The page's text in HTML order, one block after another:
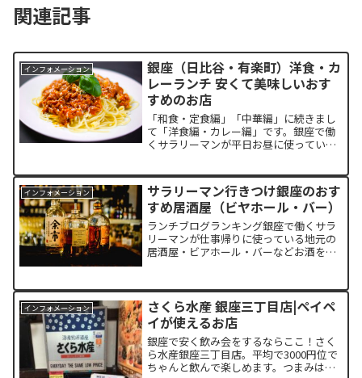
関連記事
インフォメーション
銀座（日比谷・有楽町）洋食・カ
レーランチ 安くて美味しいおす
すめのお店
「和食・定食編」「中華編」に続きまし
て「洋食編・カレー編」です。銀座で働
くサラリーマンが平日お昼に使っている
前後で満足できるランチをご紹介しま
す。ランチブログランキ...
インフォメーション
サラリーマン行きつけ銀座のおす
すめ居酒屋（ビヤホール・バー）
ランチブログランキング銀座で働くサラ
リーマンが仕事帰りに使っている地元の
居酒屋・ビアホール・バーなどお酒を楽
としてお使いください。飲み会の幹事の
方はこちらもご覧下さい舟...
インフォメーション
さくら水産 銀座三丁目店|ペイペ
イが使えるお店
銀座で安く飲み会をするならここ！さく
ら水産銀座三丁目店。平均で3000円位で
ちゃんと飲んで楽しめます。つまみは、